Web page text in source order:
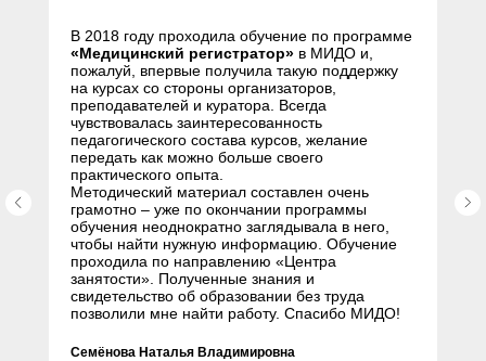
В 2018 году проходила обучение по программе
«Медицинский регистратор» в МИДО и,
пожалуй, впервые получила такую поддержку
на курсах со стороны организаторов,
преподавателей и куратора. Всегда
чувствовалась заинтересованность
педагогического состава курсов, желание
передать как можно больше своего
практического опыта.
Методический материал составлен очень
грамотно – уже по окончании программы
обучения неоднократно заглядывала в него,
чтобы найти нужную информацию. Обучение
проходила по направлению «Центра
занятости». Полученные знания и
свидетельство об образовании без труда
позволили мне найти работу. Спасибо МИДО!
Семёнова Наталья Владимировна